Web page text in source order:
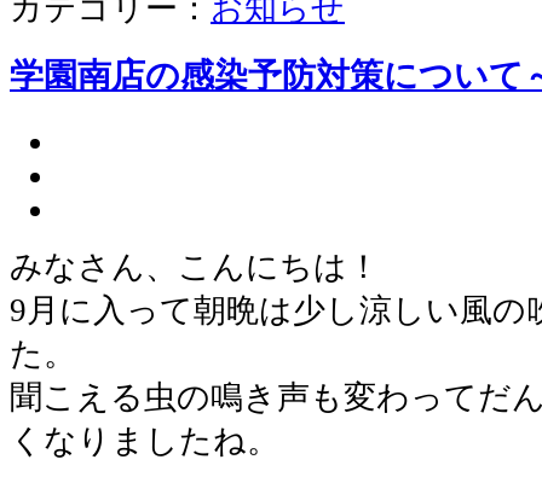
カテゴリー： お知らせ
学園南店の感染予防対策について
みなさん、こんにちは！
9月に入って朝晩は少し涼しい風
た。
聞こえる虫の鳴き声も変わってだ
くなりましたね。